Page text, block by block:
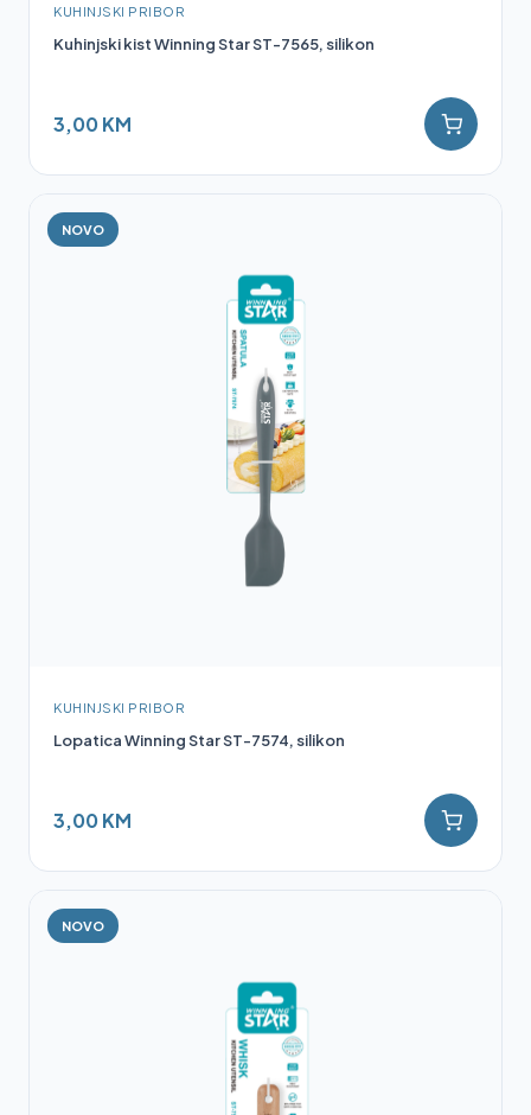
KUHINJSKI PRIBOR
Kuhinjski kist Winning Star ST-7565, silikon
3,00 KM
NOVO
KUHINJSKI PRIBOR
Lopatica Winning Star ST-7574, silikon
3,00 KM
NOVO